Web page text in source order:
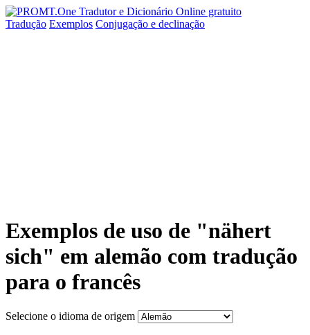
Tradução Exemplos Conjugação e declinação
Exemplos de uso de "nähert
sich" em alemão com tradução
para o francês
Selecione o idioma de origem